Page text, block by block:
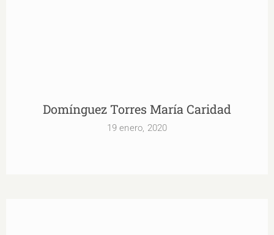
Domínguez Torres María Caridad
19 enero, 2020